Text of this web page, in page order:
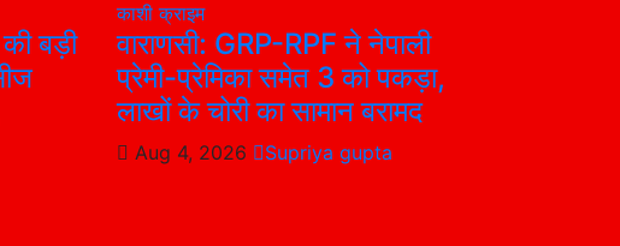
बड़ी
काशीक्राइम
वाराणसी: GRP-RPF ने नेपाली
प्रेमी-प्रेमिका समेत 3 को पकड़ा,
लाखों के चोरी का सामान बरामद
Aug 4, 2026 Supriya gupta